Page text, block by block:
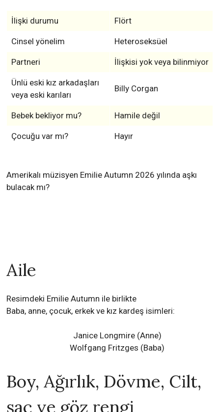
İlişki durumu Flört
Cinsel yönelim Heteroseksüel
Partneri İlişkisi yok veya bilinmiyor
Ünlü eski kız arkadaşları
veya eski karıları
Billy Corgan
Bebek bekliyor mu? Hamile değil
Çocuğu var mı? Hayır
Amerikalı müzisyen Emilie Autumn 2026 yılında aşkı
bulacak mı?
Aile
Resimdeki Emilie Autumn ile birlikte
Baba, anne, çocuk, erkek ve kız kardeş isimleri:
Janice Longmire (Anne)
Wolfgang Fritzges (Baba)
Boy, Ağırlık, Dövme, Cilt,
saç ve göz rengi